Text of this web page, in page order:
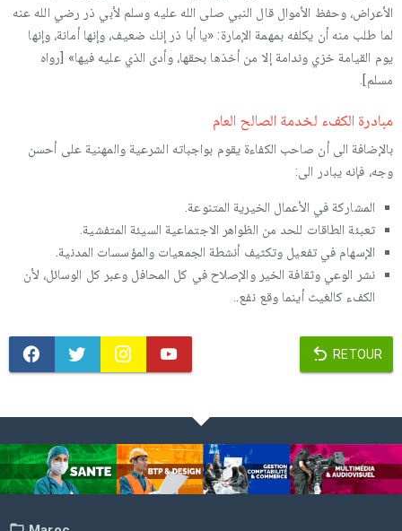
الأعراض، وحفظ الأموال قال النبي صلى الله عليه وسلم لأبي ذر رضي الله عنه
لما طلب منه أن يكلفه بمهمة الإمارة: «يا أبا ذر إنك ضعيف، وإنها أمانة، وإنها
يوم القيامة خزي وندامة إلا من أخذها بحقها، وأدى الذي عليه فيها» [رواه
مسلم].
مبادرة الكفء لخدمة الصالح العام
بالإضافة الى أن صاحب الكفاءة يقوم بواجباته الشرعية والمهنية على أحسن
وجه، فإنه يبادر الى:
المشاركة في الأعمال الخيرية المتنوعة.
تعبئة الطاقات للحد من الظواهر الاجتماعية السيئة المتفشية.
الإسهام في تفعيل وتكثيف أنشطة الجمعيات والمؤسسات المدنية.
نشر الوعي وثقافة الخير والإصلاح في كل المحافل وعبر كل الوسائل، لأن
الكفء كالغيث أينما وقع نفع..
RETOUR